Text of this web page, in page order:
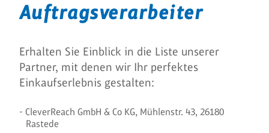
Auftragsverarbeiter
Erhalten Sie Einblick in die Liste unserer
Partner, mit denen wir Ihr perfektes
Einkaufserlebnis gestalten:
CleverReach GmbH & Co KG, Mühlenstr. 43, 26180
Rastede